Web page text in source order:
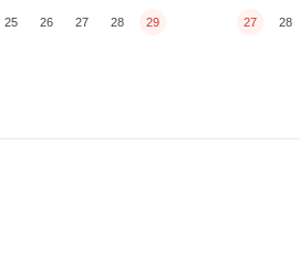
25 26 27 28 29 27 28